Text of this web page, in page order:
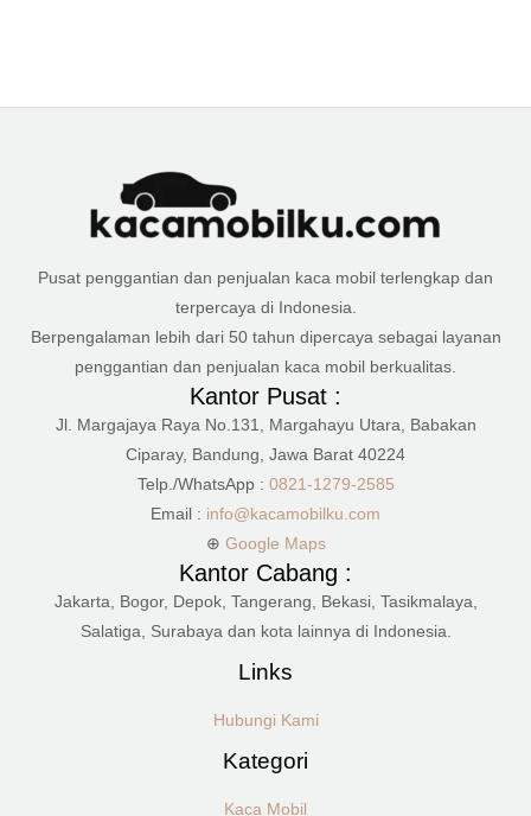
Pusat penggantian dan penjualan kaca mobil terlengkap dan
terpercaya di Indonesia.
Berpengalaman lebih dari 50 tahun dipercaya sebagai layanan
penggantian dan penjualan kaca mobil berkualitas.
Kantor Pusat :
Jl. Margajaya Raya No.131, Margahayu Utara, Babakan
Ciparay, Bandung, Jawa Barat 40224
Telp./WhatsApp : 0821-1279-2585
Email : info@kacamobilku.com
⊕ Google Maps
Kantor Cabang :
Jakarta, Bogor, Depok, Tangerang, Bekasi, Tasikmalaya,
Salatiga, Surabaya dan kota lainnya di Indonesia.
Links
Hubungi Kami
Kategori
Kaca Mobil